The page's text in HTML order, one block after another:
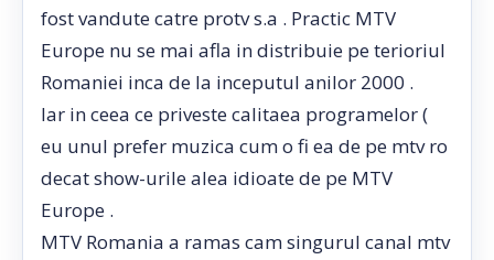
fost vandute catre protv s.a . Practic MTV
Europe nu se mai afla in distribuie pe terioriul
Romaniei inca de la inceputul anilor 2000 .
Iar in ceea ce priveste calitaea programelor (
eu unul prefer muzica cum o fi ea de pe mtv ro
decat show-urile alea idioate de pe MTV
Europe .
MTV Romania a ramas cam singurul canal mtv